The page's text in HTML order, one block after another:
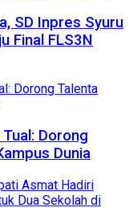
SD Inpres Syuru
Final FLS3N
Dorong
Dunia